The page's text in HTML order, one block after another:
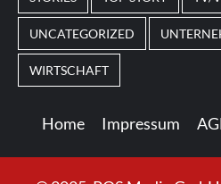
UNCATEGORIZED
WIRTSCHAFT
Home Impressum